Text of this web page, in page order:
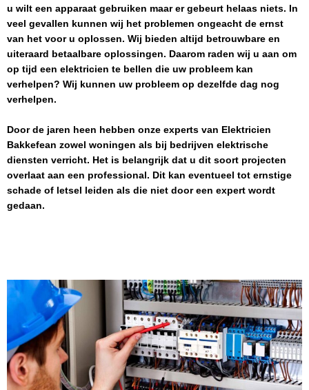
u wilt een apparaat gebruiken maar er gebeurt helaas niets. In
veel gevallen kunnen wij het problemen ongeacht de ernst
van het voor u oplossen. Wij bieden altijd betrouwbare en
uiteraard betaalbare oplossingen. Daarom raden wij u aan om
op tijd een elektricien te bellen die uw probleem kan
verhelpen? Wij kunnen uw probleem op dezelfde dag nog
verhelpen.
Door de jaren heen hebben onze experts van Elektricien
Bakkefean zowel woningen als bij bedrijven elektrische
diensten verricht. Het is belangrijk dat u dit soort projecten
overlaat aan een professional. Dit kan eventueel tot ernstige
schade of letsel leiden als die niet door een expert wordt
gedaan.